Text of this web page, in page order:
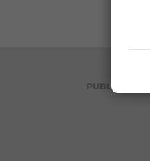
PUBLICIDAD